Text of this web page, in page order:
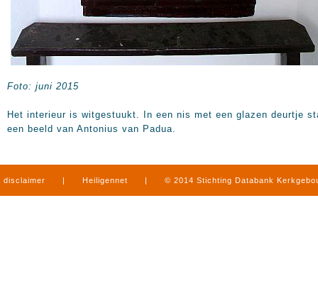
Foto: juni 2015
Het interieur is witgestuukt. In een nis met een glazen deurtje
een beeld van Antonius van Padua.
disclaimer | Heiligennet | © 2014 Stichting Databank